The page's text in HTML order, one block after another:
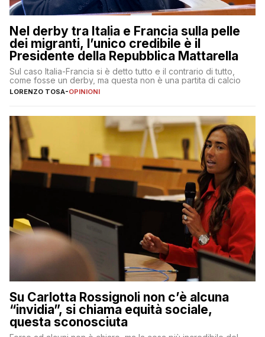
Nel derby tra Italia e Francia sulla pelle
dei migranti, l’unico credibile è il
Presidente della Repubblica Mattarella
Sul caso Italia-Francia si è detto tutto e il contrario di tutto,
come fosse un derby, ma questa non è una partita di calcio
LORENZO TOSA-OPINIONI
Su Carlotta Rossignoli non c’è alcuna
“invidia”, si chiama equità sociale,
questa sconosciuta